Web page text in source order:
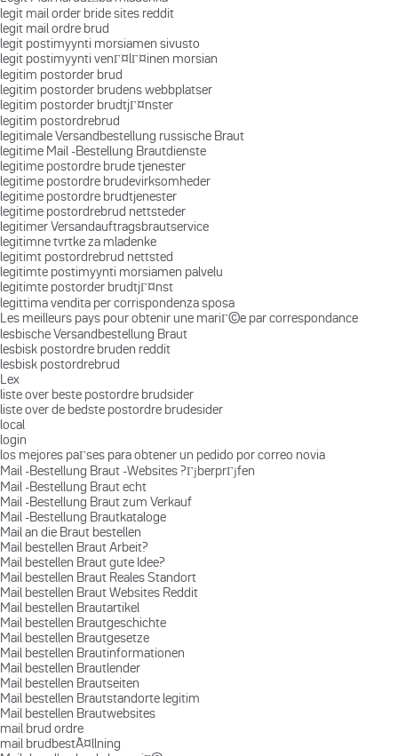
legit mail order bride sites reddit
legit mail ordre brud
legit postimyynti morsiamen sivusto
legit postimyynti venГ¤lГ¤inen morsian
legitim postorder brud
legitim postorder brudens webbplatser
legitim postorder brudtjГ¤nster
legitim postordrebrud
legitimale Versandbestellung russische Braut
legitime Mail -Bestellung Brautdienste
legitime postordre brude tjenester
legitime postordre brudevirksomheder
legitime postordre brudtjenester
legitime postordrebrud nettsteder
legitimer Versandauftragsbrautservice
legitimne tvrtke za mladenke
legitimt postordrebrud nettsted
legitimte postimyynti morsiamen palvelu
legitimte postorder brudtjГ¤nst
legittima vendita per corrispondenza sposa
Les meilleurs pays pour obtenir une mariГ©e par correspondance
lesbische Versandbestellung Braut
lesbisk postordre bruden reddit
lesbisk postordrebrud
Lex
liste over beste postordre brudsider
liste over de bedste postordre brudesider
local
login
los mejores paГ­ses para obtener un pedido por correo novia
Mail -Bestellung Braut -Websites ?ГјberprГјfen
Mail -Bestellung Braut echt
Mail -Bestellung Braut zum Verkauf
Mail -Bestellung Brautkataloge
Mail an die Braut bestellen
Mail bestellen Braut Arbeit?
Mail bestellen Braut gute Idee?
Mail bestellen Braut Reales Standort
Mail bestellen Braut Websites Reddit
Mail bestellen Brautartikel
Mail bestellen Brautgeschichte
Mail bestellen Brautgesetze
Mail bestellen Brautinformationen
Mail bestellen Brautlender
Mail bestellen Brautseiten
Mail bestellen Brautstandorte legitim
Mail bestellen Brautwebsites
mail brud ordre
mail brudbestÃ¤llning